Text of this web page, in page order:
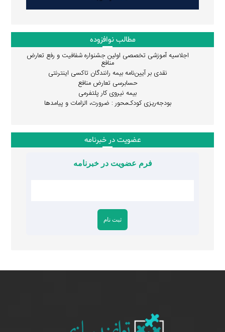
مطالب نوافزوده
اجلاسیه آموزشی تخصصی اولین جشنواره شفافیت و رفع تعارض
منافع
نقدی بر آیین‌نامه بیمه رانندگان تاکسی اینترنتی
حسابرسی تعارض منافع
بیمه نیروی کار پلتفرمی
بودجه‌ریزی کودک‌محور : ضرورت، الزامات و پیامدها
عضویت در خبرنامه
فرم عضویت در خبرنامه